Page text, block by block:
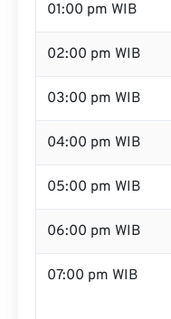
01:00 pm WIB
02:00 pm WIB
03:00 pm WIB
04:00 pm WIB
05:00 pm WIB
06:00 pm WIB
07:00 pm WIB